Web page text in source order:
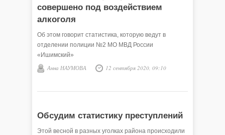
совершено под воздействием
алкоголя
Об этом говорит статистика, которую ведут в
отделении полиции №2 МО МВД России
«Ишимский»
Анна НАУМОВА 12 сентября 2020, 09:10
Обсудим статистику преступлений
Этой весной в разных уголках района происходили